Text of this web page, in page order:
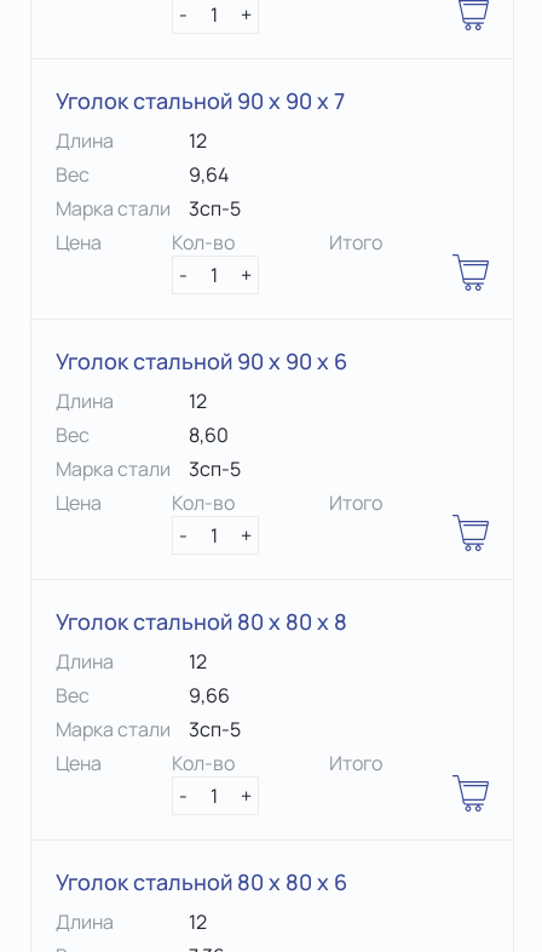
-
1 +
Уголок стальной 90 х 90 x 7
Длина
12
Вес
9,64
Марка стали
3сп-5
Цена
Кол-во
-
1 +
Итого
Уголок стальной 90 х 90 x 6
Длина
12
Вес
8,60
Марка стали
3сп-5
Цена
Кол-во
-
1 +
Итого
Уголок стальной 80 х 80 x 8
Длина
12
Вес
9,66
Марка стали
3сп-5
Цена
Кол-во
-
1 +
Итого
Уголок стальной 80 х 80 x 6
Длина
12